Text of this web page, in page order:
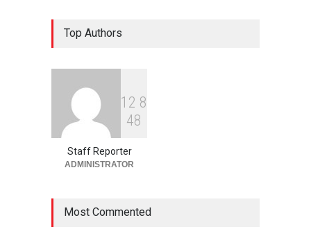
বৈশ্বিক প্রতিযোগিতা সক্ষমতা বাড়াতে
পোশাক শিল্পে নতুন উদ্যোগ
Top Authors
1 2 8
48
Staff Reporter
ADMINISTRATOR
Most Commented